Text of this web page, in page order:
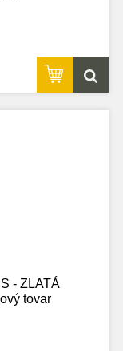
- ZLATÁ
tovar